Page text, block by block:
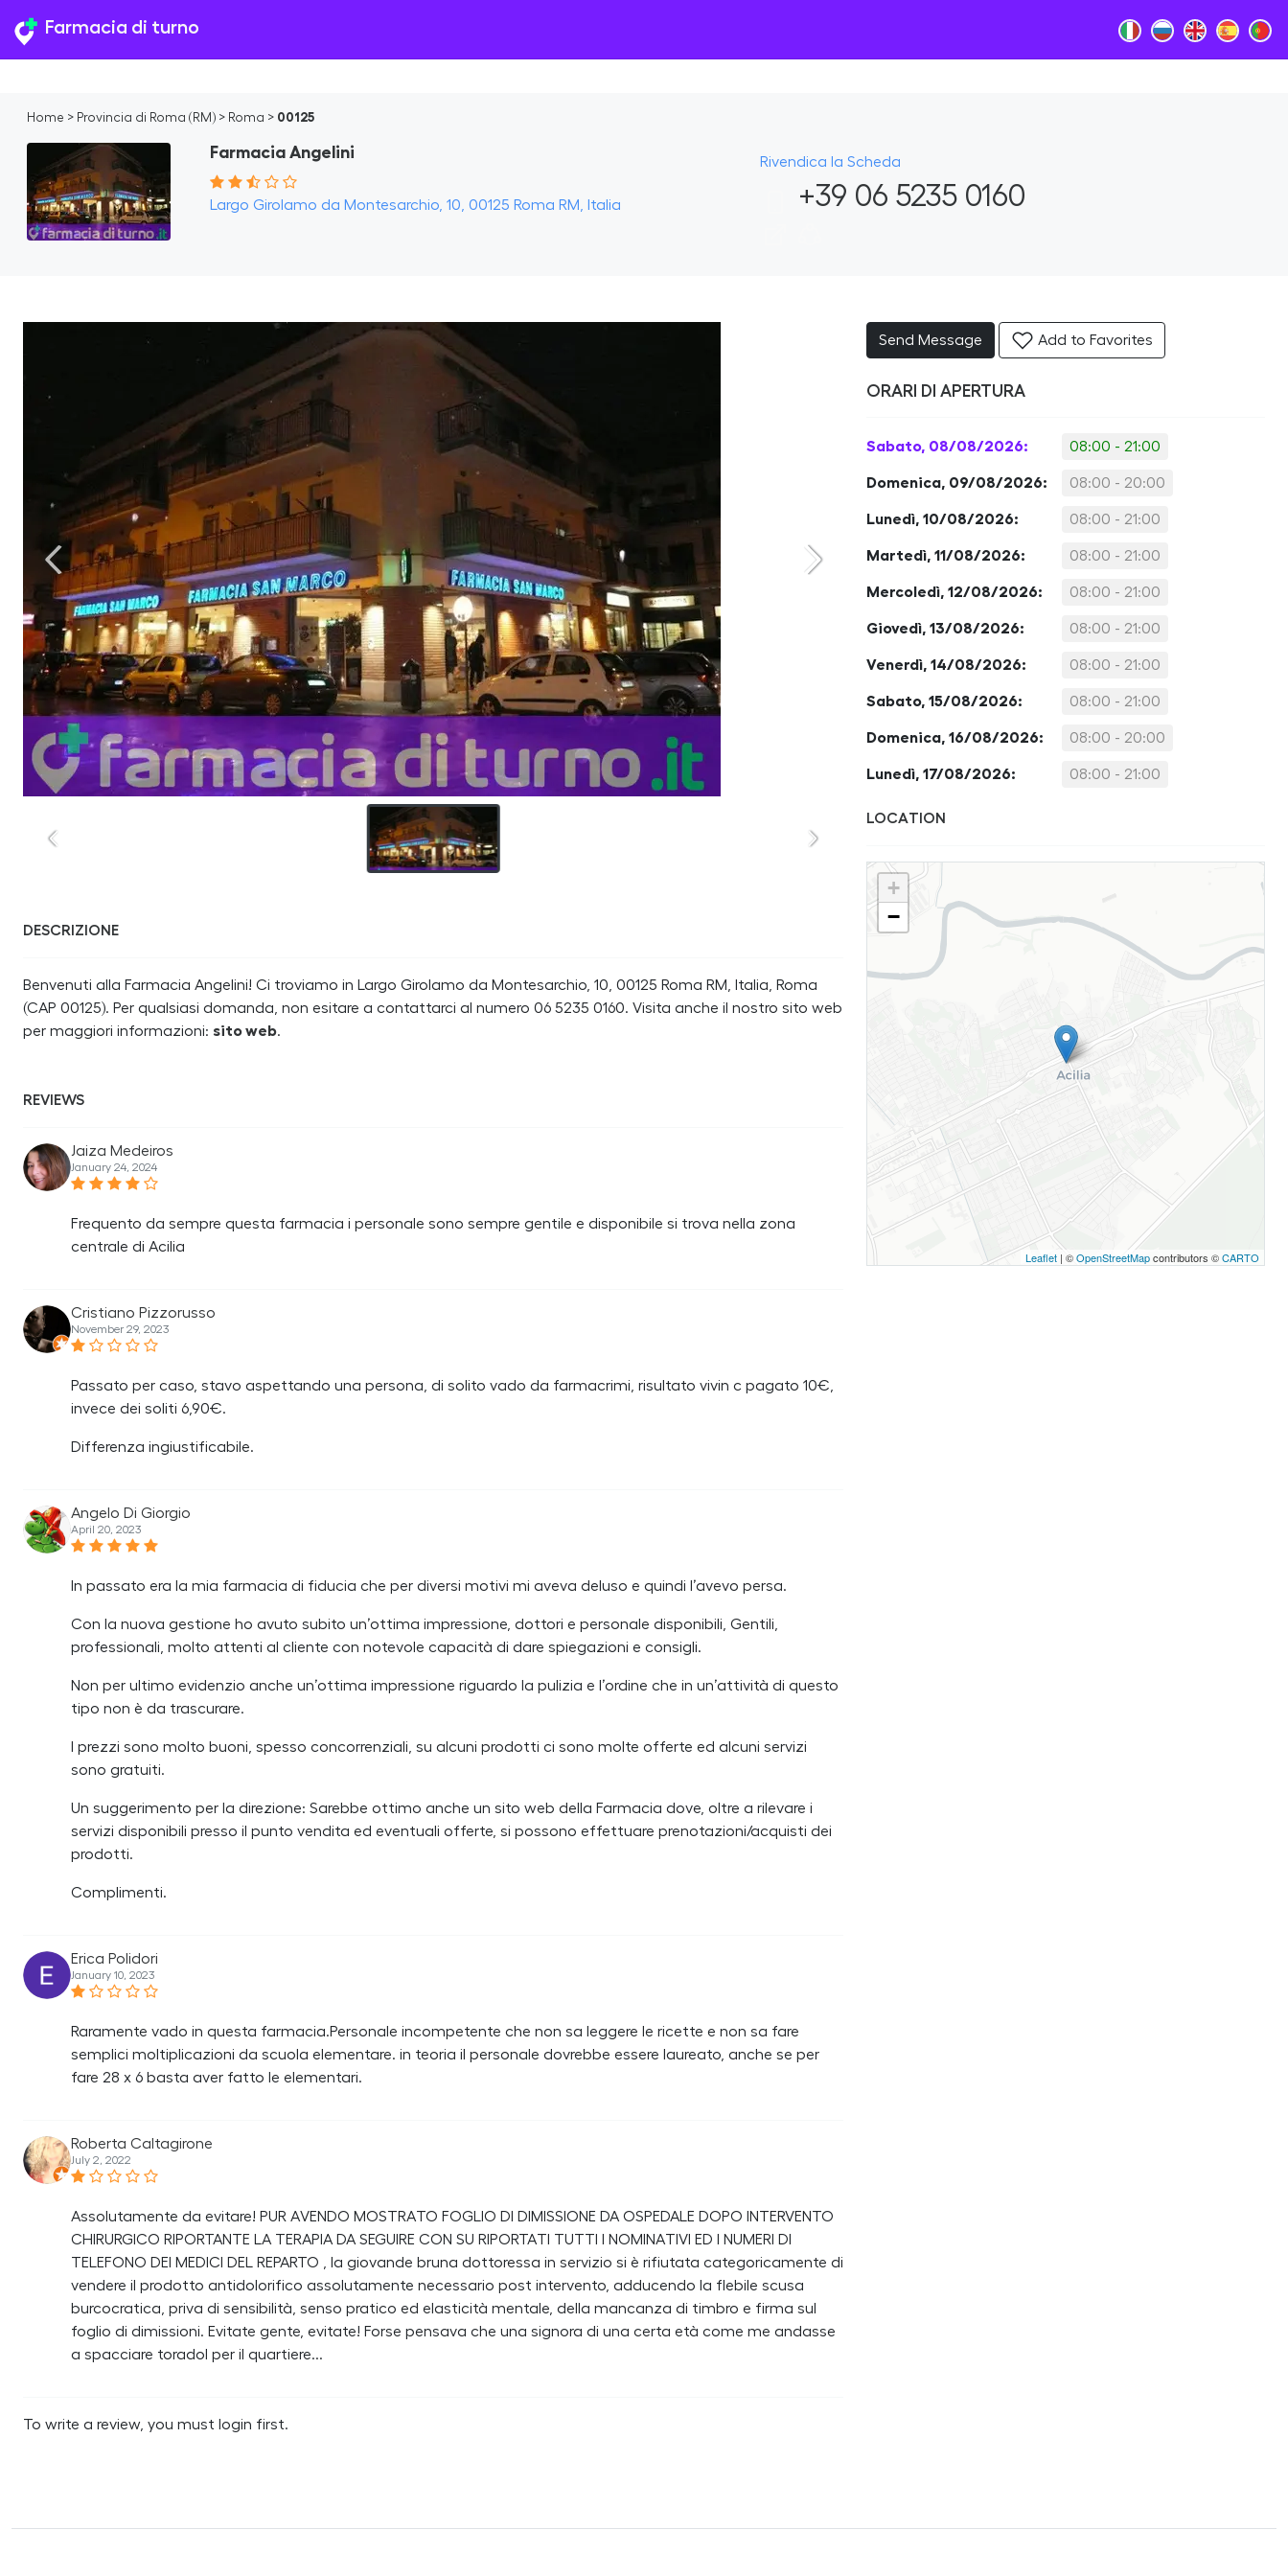
Farmacia di turno
Home > Provincia di Roma (RM) > Roma > 00125
Farmacia Angelini
Largo Girolamo da Montesarchio, 10, 00125 Roma RM, Italia
Rivendica la Scheda
+39 06 5235 0160
DESCRIZIONE
Benvenuti alla Farmacia Angelini! Ci troviamo in Largo Girolamo da Montesarchio, 10, 00125 Roma RM, Italia, Roma
(CAP 00125). Per qualsiasi domanda, non esitare a contattarci al numero 06 5235 0160. Visita anche il nostro sito web
per maggiori informazioni: sito web.
REVIEWS
Jaiza Medeiros
January 24, 2024
Frequento da sempre questa farmacia i personale sono sempre gentile e disponibile si trova nella zona
centrale di Acilia
Cristiano Pizzorusso
November 29, 2023
Passato per caso, stavo aspettando una persona, di solito vado da farmacrimi, risultato vivin c pagato 10€,
invece dei soliti 6,90€.
Differenza ingiustificabile.
Angelo Di Giorgio
April 20, 2023
In passato era la mia farmacia di fiducia che per diversi motivi mi aveva deluso e quindi l’avevo persa.
Con la nuova gestione ho avuto subito un’ottima impressione, dottori e personale disponibili, Gentili,
professionali, molto attenti al cliente con notevole capacità di dare spiegazioni e consigli.
Non per ultimo evidenzio anche un’ottima impressione riguardo la pulizia e l’ordine che in un’attività di questo
tipo non è da trascurare.
I prezzi sono molto buoni, spesso concorrenziali, su alcuni prodotti ci sono molte offerte ed alcuni servizi
sono gratuiti.
Un suggerimento per la direzione: Sarebbe ottimo anche un sito web della Farmacia dove, oltre a rilevare i
servizi disponibili presso il punto vendita ed eventuali offerte, si possono effettuare prenotazioni/acquisti dei
prodotti.
Complimenti.
Erica Polidori
January 10, 2023
Raramente vado in questa farmacia.Personale incompetente che non sa leggere le ricette e non sa fare
semplici moltiplicazioni da scuola elementare. in teoria il personale dovrebbe essere laureato, anche se per
fare 28 x 6 basta aver fatto le elementari.
Roberta Caltagirone
July 2, 2022
Assolutamente da evitare! PUR AVENDO MOSTRATO FOGLIO DI DIMISSIONE DA OSPEDALE DOPO INTERVENTO
CHIRURGICO RIPORTANTE LA TERAPIA DA SEGUIRE CON SU RIPORTATI TUTTI I NOMINATIVI ED I NUMERI DI
TELEFONO DEI MEDICI DEL REPARTO , la giovande bruna dottoressa in servizio si è rifiutata categoricamente di
vendere il prodotto antidolorifico assolutamente necessario post intervento, adducendo la flebile scusa
burcocratica, priva di sensibilità, senso pratico ed elasticità mentale, della mancanza di timbro e firma sul
foglio di dimissioni. Evitate gente, evitate! Forse pensava che una signora di una certa età come me andasse
a spacciare toradol per il quartiere...
To write a review, you must login first.
Send Message Add to Favorites
ORARI DI APERTURA
Sabato, 08/08/2026: 08:00 - 21:00
Domenica, 09/08/2026: 08:00 - 20:00
Lunedì, 10/08/2026: 08:00 - 21:00
Martedì, 11/08/2026: 08:00 - 21:00
Mercoledì, 12/08/2026: 08:00 - 21:00
Giovedì, 13/08/2026: 08:00 - 21:00
Venerdì, 14/08/2026: 08:00 - 21:00
Sabato, 15/08/2026: 08:00 - 21:00
Domenica, 16/08/2026: 08:00 - 20:00
Lunedì, 17/08/2026: 08:00 - 21:00
LOCATION
+
−
Leaflet | ©OpenStreetMapcontributors ©CARTO